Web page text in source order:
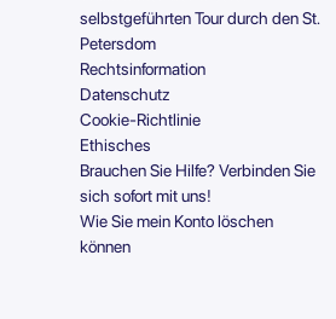
selbstgeführten Tour durch den St.
Petersdom
Rechtsinformation
Datenschutz
Cookie-Richtlinie
Ethisches
Brauchen Sie Hilfe? Verbinden Sie
sich sofort mit uns!
Wie Sie mein Konto löschen
können